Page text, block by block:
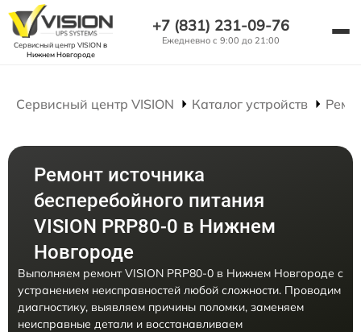
Сервисный центр VISION в
Нижнем Новгороде
+7 (831) 231-09-76
Ежедневно с 9:00 до 21:00
Сервисный центр VISION Каталог устройств
Ремонт источника
бесперебойного питания
VISION PRP80-0 в Нижнем
Новгороде
Выполняем ремонт VISION PRP80-0 в Нижнем Новгороде с
устранением неисправностей любой сложности. Проводим
диагностику, выявляем причины поломки, заменяем
неисправные детали и восстанавливаем